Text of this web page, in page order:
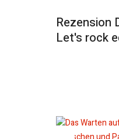
Rezension
Let's rock